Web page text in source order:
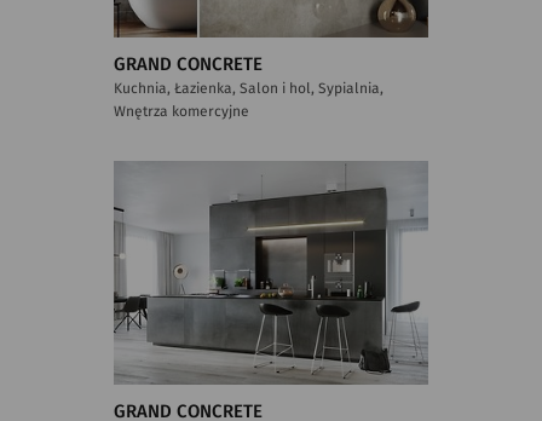
GRAND CONCRETE
Kuchnia, Łazienka, Salon i hol, Sypialnia,
Wnętrza komercyjne
GRAND CONCRETE